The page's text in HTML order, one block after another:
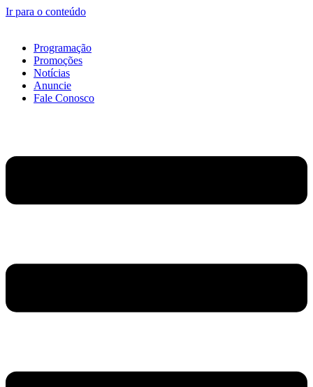
Ir para o conteúdo
Programação
Promoções
Notícias
Anuncie
Fale Conosco